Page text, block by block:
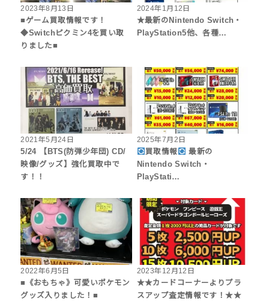
2023年8月13日
■ゲーム買取情報です！
◆Switchピクミン4を買い取
りました■
2024年1月12日
★最新のNintendo Switch・
PlayStation5他、各種…
2021年5月24日
5/24 【BTS(防弾少年団) CD/
映像/グッズ】強化買取中で
す！！
2025年7月2日
買取情報
最新の
Nintendo Switch・
PlayStati…
2022年6月5日
■《おもちゃ》可愛いポケモン
グッズ入りました！■
2023年12月12日
★★カードコーナーよりプラ
スアップ査定情報です！★★